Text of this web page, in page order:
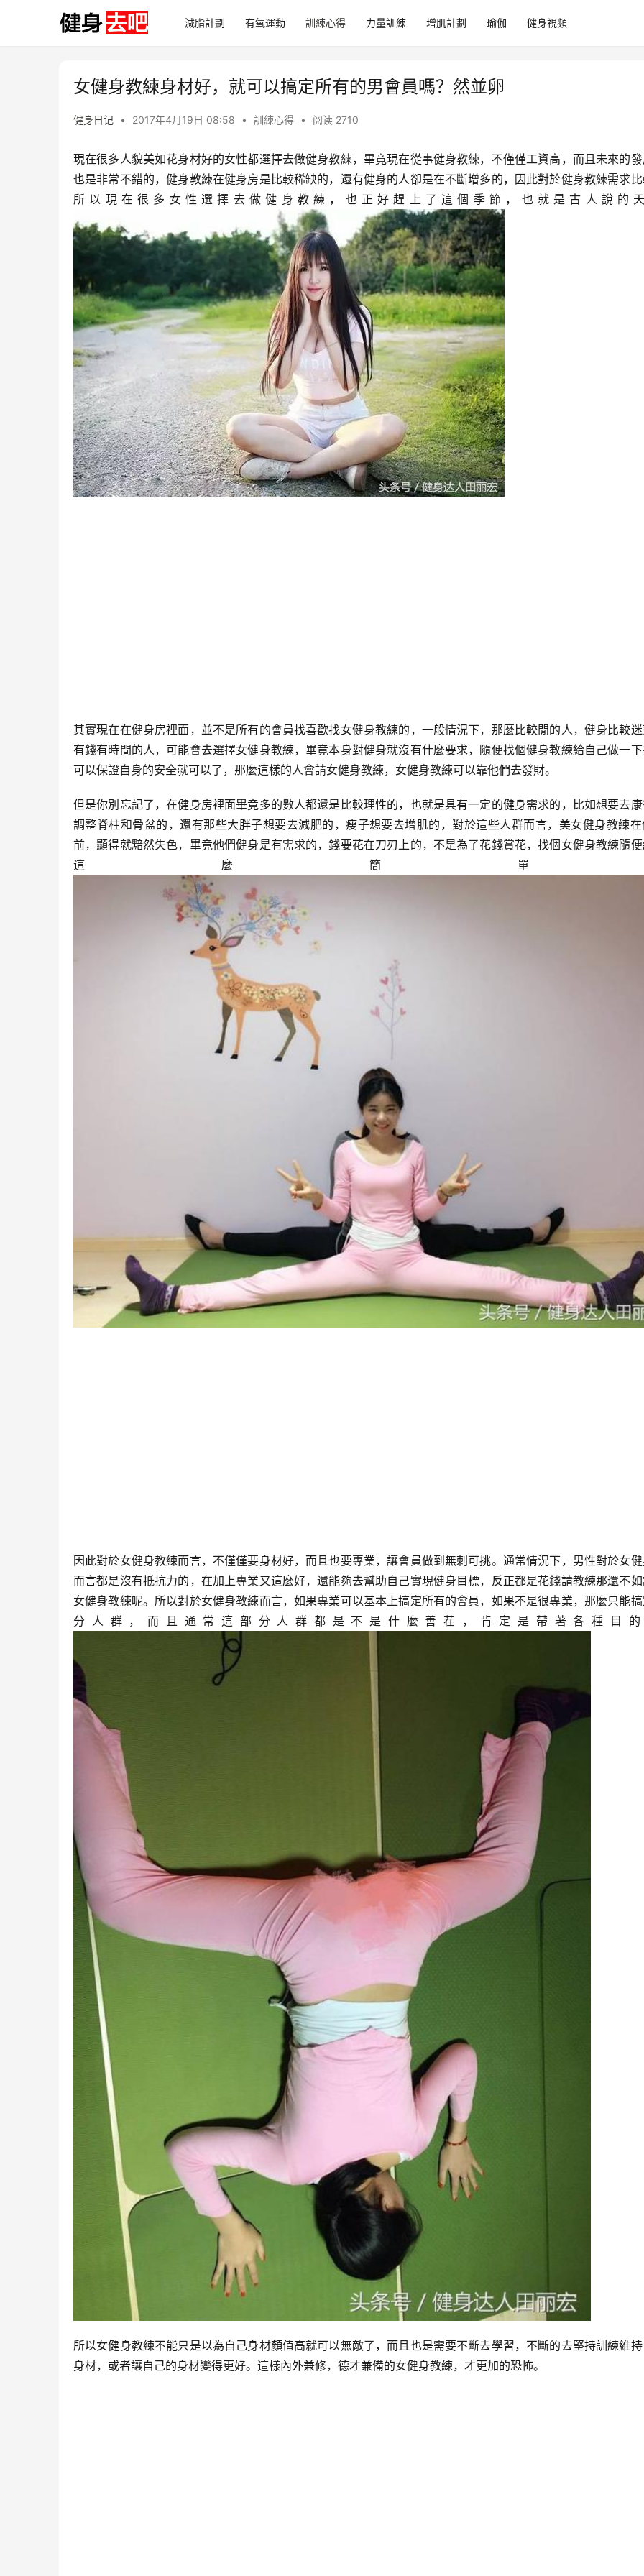
減脂計劃 有氧運動 訓練心得 力量訓練 增肌計劃 瑜伽 健身視頻
女健身教練身材好，就可以搞定所有的男會員嗎？然並卵
健身日记 • 2017年4月19日 08:58 • 訓練心得 • 阅读 2710
現在很多人貌美如花身材好的女性都選擇去做健身教練，畢竟現在從事健身教練，不僅僅工資高，而且未來的
也是非常不錯的，健身教練在健身房是比較稀缺的，還有健身的人卻是在不斷增多的，因此對於健身教練需求
所以現在很多女性選擇去做健身教練，也正好趕上了這個季節，也就是古人說的
其實現在在健身房裡面，並不是所有的會員找喜歡找女健身教練的，一般情況下，那麼比較閒的人，健身比較
有錢有時間的人，可能會去選擇女健身教練，畢竟本身對健身就沒有什麼要求，隨便找個健身教練給自己做一
可以保證自身的安全就可以了，那麼這樣的人會請女健身教練，女健身教練可以靠他們去發財。
但是你別忘記了，在健身房裡面畢竟多的數人都還是比較理性的，也就是具有一定的健身需求的，比如想要去
調整脊柱和骨盆的，還有那些大胖子想要去減肥的，瘦子想要去增肌的，對於這些人群而言，美女健身教練
前，顯得就黯然失色，畢竟他們健身是有需求的，錢要花在刀刃上的，不是為了花錢賞花，找個女健身教練隨
這麼簡單
因此對於女健身教練而言，不僅僅要身材好，而且也要專業，讓會員做到無刺可挑。通常情況下，男性對於女
而言都是沒有抵抗力的，在加上專業又這麼好，還能夠去幫助自己實現健身目標，反正都是花錢請教練那還不
女健身教練呢。所以對於女健身教練而言，如果專業可以基本上搞定所有的會員，如果不是很專業，那麼只能
分人群，而且通常這部分人群都是不是什麼善茬，肯定是帶著各種目的
所以女健身教練不能只是以為自己身材顏值高就可以無敵了，而且也是需要不斷去學習，不斷的去堅持訓練維
身材，或者讓自己的身材變得更好。這樣內外兼修，德才兼備的女健身教練，才更加的恐怖。